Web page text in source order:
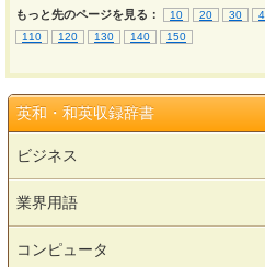
もっと先のページを見る： 10 20 30
110
120 130 140 150
英和・和英収録辞書
ビジネス
業界用語
コンピュータ